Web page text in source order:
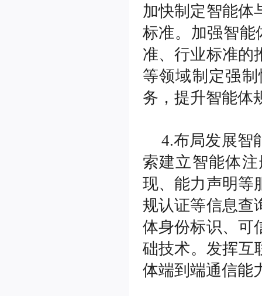
加快制定智能体
标准。加强智能
准、行业标准的
等领域制定强
务，提升智能体
4.布局发展智
索建立智能体
现、能力声明等
规认证等信息查
体身份标识、可
础技术。发挥互
体端到端通信能